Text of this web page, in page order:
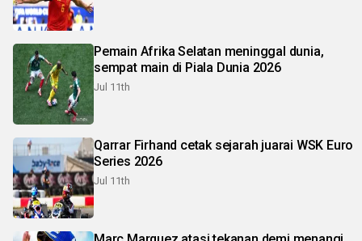
Pemain Afrika Selatan meninggal dunia,
sempat main di Piala Dunia 2026
Jul 11th
Qarrar Firhand cetak sejarah juarai WSK Euro
Series 2026
Jul 11th